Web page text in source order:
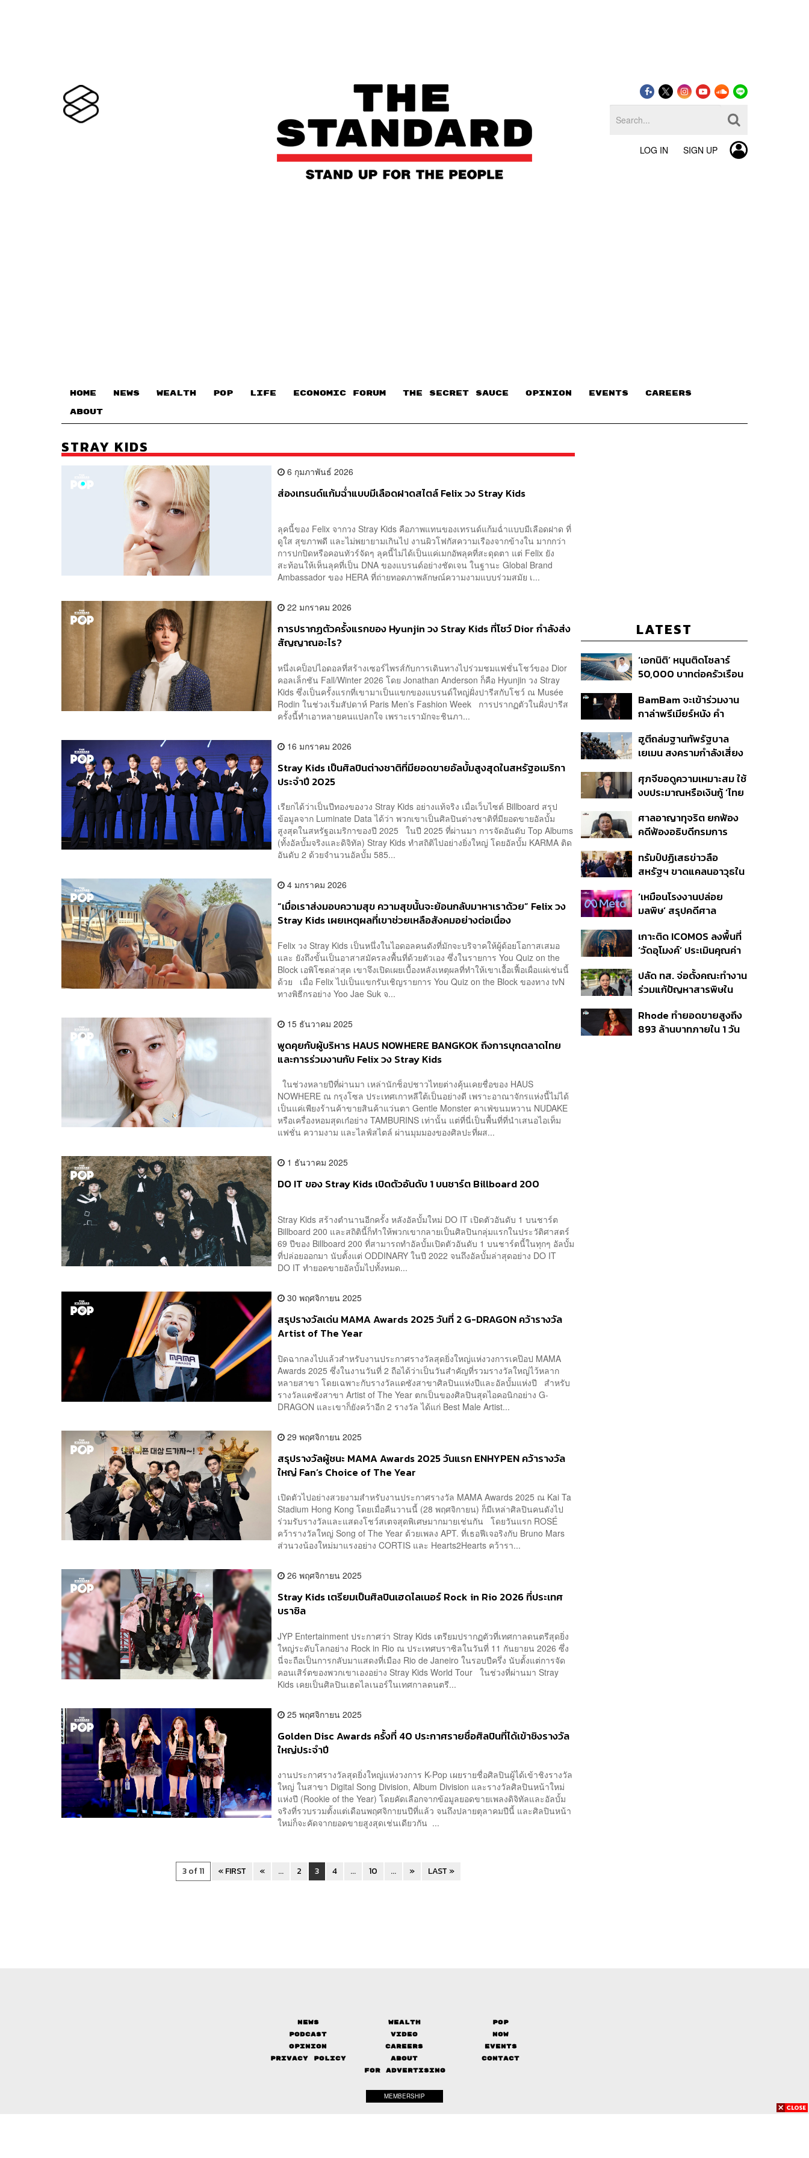
LOG IN SIGN UP
HOME NEWS WEALTH POP LIFE ECONOMIC FORUM THE SECRET SAUCE​ OPINION EVENTS CAREERS
ABOUT
STRAY KIDS
6 กุมภาพันธ์ 2026
ส่องเทรนด์แก้มฉ่ำแบบมีเลือดฝาดสไตล์ Felix วง Stray Kids
ลุคนี้ของ Felix จากวง Stray Kids คือภาพแทนของเทรนด์แก้มฉ่ำแบบมีเลือดฝาด ที่
ดูใส สุขภาพดี และไม่พยายามเกินไป งานผิวโฟกัสความเรืองจากข้างใน มากกว่า
การปกปิดหรือคอนทัวร์จัดๆ ลุคนี้ไม่ได้เป็นแค่เมกอัพลุคที่สะดุดตา แต่ Felix ยัง
สะท้อนให้เห็นลุคที่เป็น DNA ของแบรนด์อย่างชัดเจน ในฐานะ Global Brand
Ambassador ของ HERA ที่ถ่ายทอดภาพลักษณ์ความงามแบบร่วมสมัย เ...
22 มกราคม 2026
การปรากฏตัวครั้งแรกของ Hyunjin วง Stray Kids ที่โชว์ Dior กำลังส่ง
สัญญาณอะไร?
หนึ่งเคป็อปไอดอลที่สร้างเซอร์ไพรส์กับการเดินทางไปร่วมชมแฟชั่นโชว์ของ Dior
คอลเล็กชัน Fall/Winter 2026 โดย Jonathan Anderson ก็คือ Hyunjin วง Stray
Kids ซึ่งเป็นครั้งแรกที่เขามาเป็นแขกของแบรนด์ใหญ่ฝั่งปารีสกับโชว์ ณ Musée
Rodin ในช่วงเริ่มสัปดาห์ Paris Men’s Fashion Week การปรากฏตัวในฝั่งปารีส
ครั้งนี้ทำเอาหลายคนแปลกใจ เพราะเรามักจะชินภา...
16 มกราคม 2026
Stray Kids เป็นศิลปินต่างชาติที่มียอดขายอัลบั้มสูงสุดในสหรัฐอเมริกา
ประจำปี 2025
เรียกได้ว่าเป็นปีทองของวง Stray Kids อย่างแท้จริง เมื่อเว็บไซต์ Billboard สรุป
ข้อมูลจาก Luminate Data ได้ว่า พวกเขาเป็นศิลปินต่างชาติที่มียอดขายอัลบั้ม
สูงสุดในสหรัฐอเมริกาของปี 2025 ในปี 2025 ที่ผ่านมา การจัดอันดับ Top Albums
(ทั้งอัลบั้มจริงและดิจิทัล) Stray Kids ทำสถิติไปอย่างยิ่งใหญ่ โดยอัลบั้ม KARMA ติด
อันดับ 2 ด้วยจำนวนอัลบั้ม 585...
4 มกราคม 2026
“เมื่อเราส่งมอบความสุข ความสุขนั้นจะย้อนกลับมาหาเราด้วย” Felix วง
Stray Kids เผยเหตุผลที่เขาช่วยเหลือสังคมอย่างต่อเนื่อง
Felix วง Stray Kids เป็นหนึ่งในไอดอลคนดังที่มักจะบริจาคให้ผู้ด้อยโอกาสเสมอ
และ ยังถึงขั้นเป็นอาสาสมัครลงพื้นที่ด้วยตัวเอง ซึ่งในรายการ You Quiz on the
Block เอพิโซดล่าสุด เขาจึงเปิดเผยเบื้องหลังเหตุผลที่ทำให้เขาเอื้อเฟื้อเผื่อแผ่เช่นนี้
ด้วย เมื่อ Felix ไปเป็นแขกรับเชิญรายการ You Quiz on the Block ของทาง tvN
ทางพิธีกรอย่าง Yoo Jae Suk จ...
15 ธันวาคม 2025
พูดคุยกับผู้บริหาร HAUS NOWHERE BANGKOK ถึงการบุกตลาดไทย
และการร่วมงานกับ Felix วง Stray Kids
ในช่วงหลายปีที่ผ่านมา เหล่านักช็อปชาวไทยต่างคุ้นเคยชื่อของ HAUS
NOWHERE ณ กรุงโซล ประเทศเกาหลีใต้เป็นอย่างดี เพราะอาณาจักรแห่งนี้ไม่ได้
เป็นแค่เพียงร้านค้าขายสินค้าแว่นตา Gentle Monster คาเฟ่ขนมหวาน NUDAKE
หรือเครื่องหอมสุดเก๋อย่าง TAMBURINS เท่านั้น แต่ที่นี่เป็นพื้นที่ที่นำเสนอไอเท็ม
แฟชั่น ความงาม และไลฟ์สไตล์ ผ่านมุมมองของศิลปะที่ผส...
1 ธันวาคม 2025
DO IT ของ Stray Kids เปิดตัวอันดับ 1 บนชาร์ต Billboard 200
Stray Kids สร้างตำนานอีกครั้ง หลังอัลบั้มใหม่ DO IT เปิดตัวอันดับ 1 บนชาร์ต
Billboard 200 และสถิตินี้ก็ทำให้พวกเขากลายเป็นศิลปินกลุ่มแรกในประวัติศาสตร์
69 ปีของ Billboard 200 ที่สามารถทำอัลบั้มเปิดตัวอันดับ 1 บนชาร์ตนี้ในทุกๆ อัลบั้ม
ที่ปล่อยออกมา นับตั้งแต่ ODDINARY ในปี 2022 จนถึงอัลบั้มล่าสุดอย่าง DO IT
DO IT ทำยอดขายอัลบั้มไปทั้งหมด...
30 พฤศจิกายน 2025
สรุปรางวัลเด่น MAMA Awards 2025 วันที่ 2 G-DRAGON คว้ารางวัล
Artist of The Year
ปิดฉากลงไปแล้วสำหรับงานประกาศรางวัลสุดยิ่งใหญ่แห่งวงการเคป๊อป MAMA
Awards 2025 ซึ่งในงานวันที่ 2 ถือได้ว่าเป็นวันสำคัญที่รวมรางวัลใหญ่ไว้หลาก
หลายสาขา โดยเฉพาะกับรางวัลแดซังสาขาศิลปินแห่งปีและอัลบั้มแห่งปี สำหรับ
รางวัลแดซังสาขา Artist of The Year ตกเป็นของศิลปินสุดไอคอนิกอย่าง G-
DRAGON และเขาก็ยังคว้าอีก 2 รางวัล ได้แก่ Best Male Artist...
29 พฤศจิกายน 2025
สรุปรางวัลผู้ชนะ MAMA Awards 2025 วันแรก ENHYPEN คว้ารางวัล
ใหญ่ Fan’s Choice of The Year
เปิดตัวไปอย่างสวยงามสำหรับงานประกาศรางวัล MAMA Awards 2025 ณ Kai Ta
Stadium Hong Kong โดยเมื่อคืนวานนี้ (28 พฤศจิกายน) ก็มีเหล่าศิลปินคนดังไป
ร่วมรับรางวัลและแสดงโชว์สเตจสุดพิเศษมากมายเช่นกัน โดยวันแรก ROSÉ
คว้ารางวัลใหญ่ Song of The Year ด้วยเพลง APT. ที่เธอฟีเจอริงกับ Bruno Mars
ส่วนวงน้องใหม่มาแรงอย่าง CORTIS และ Hearts2Hearts คว้ารา...
26 พฤศจิกายน 2025
Stray Kids เตรียมเป็นศิลปินเฮดไลเนอร์ Rock in Rio 2026 ที่ประเทศ
บราซิล
JYP Entertainment ประกาศว่า Stray Kids เตรียมปรากฏตัวที่เทศกาลดนตรีสุดยิ่ง
ใหญ่ระดับโลกอย่าง Rock in Rio ณ ประเทศบราซิลในวันที่ 11 กันยายน 2026 ซึ่ง
นี่จะถือเป็นการกลับมาแสดงที่เมือง Rio de Janeiro ในรอบปีครึ่ง นับตั้งแต่การจัด
คอนเสิร์ตของพวกเขาเองอย่าง Stray Kids World Tour ในช่วงที่ผ่านมา Stray
Kids เคยเป็นศิลปินเฮดไลเนอร์ในเทศกาลดนตรี...
25 พฤศจิกายน 2025
Golden Disc Awards ครั้งที่ 40 ประกาศรายชื่อศิลปินที่ได้เข้าชิงรางวัล
ใหญ่ประจำปี
งานประกาศรางวัลสุดยิ่งใหญ่แห่งวงการ K-Pop เผยรายชื่อศิลปินผู้ได้เข้าชิงรางวัล
ใหญ่ ในสาขา Digital Song Division, Album Division และรางวัลศิลปินหน้าใหม่
แห่งปี (Rookie of the Year) โดยคัดเลือกจากข้อมูลยอดขายเพลงดิจิทัลและอัลบั้ม
จริงที่รวบรวมตั้งแต่เดือนพฤศจิกายนปีที่แล้ว จนถึงปลายตุลาคมปีนี้ และศิลปินหน้า
ใหม่ก็จะคัดจากยอดขายสูงสุดเช่นเดียวกัน ...
3 of 11 « FIRST « ... 2 3 4 ... 10 ... » LAST »
LATEST
‘เอกนิติ’ หนุนติดโซลาร์
50,000 บาทต่อครัวเรือน
ปล่อยกู้ดอกเบี้ยต่ำ เร่ง
ออกโครงการภายใน 1
BamBam จะเข้าร่วมงาน
กาล่าพรีเมียร์หนัง คำ
ฮูตีถล่มฐานทัพรัฐบาล
เยเมน สงครามกำลังเสี่ยง
ศุภจีขอดูความเหมาะสม ใช้
งบประมาณหรือเงินกู้ ‘ไทย
‘ไทยช่วยไทยพลัส เฟส 2’
ไม่จำเป็นต้องออกพร้อมกัน
ศาลอาญาทุจริต ยกฟ้อง
คดีฟ้องอธิบดีกรมการ
จังหวัดภูเก็ต’ ชอบด้วยขั้น
ตอน
ทรัมป์ปฏิเสธข่าวลือ
สหรัฐฯ ขาดแคลนอาวุธใน
เผยกำลังล่าตัวคนปล่อย
ข่าว
‘เหมือนโรงงานปล่อย
มลพิษ’ สรุปคดีศาล
กระทบสุขภาพจิตเด็ก คุม
เข้ม AI Chatbot
เกาะติด ICOMOS ลงพื้นที่
‘วัดอุโมงค์’ ประเมินคุณค่า
มรดกโลกปี 2570
ปลัด ทส. จ่อตั้งคณะทำงาน
ร่วมแก้ปัญหาสารพิษใน
เมียนมา เล็งเริ่มถกนัดแรก
ส.ค.นี้
Rhode ทำยอดขายสูงถึง
893 ล้านบาทภายใน 1 วัน
News Wealth
Pop
Podcast
Video
Now
Opinion
Careers
Events
Privacy Policy
About
Contact
FOR ADVERTISING
MEMBERSHIP